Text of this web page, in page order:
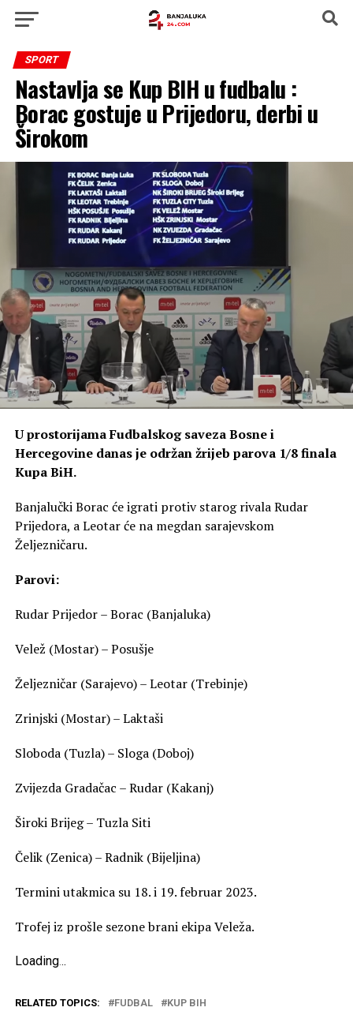
SPORT
Nastavlja se Kup BIH u fudbalu :
Borac gostuje u Prijedoru, derbi u
Širokom
U prostorijama Fudbalskog saveza Bosne i
Hercegovine danas je održan žrijeb parova 1/8 finala
Kupa BiH.
Banjalučki Borac će igrati protiv starog rivala Rudar
Prijedora, a Leotar će na megdan sarajevskom
Željezničaru.
Parovi:
Rudar Prijedor – Borac (Banjaluka)
Velež (Mostar) – Posušje
Željezničar (Sarajevo) – Leotar (Trebinje)
Zrinjski (Mostar) – Laktaši
Sloboda (Tuzla) – Sloga (Doboj)
Zvijezda Gradačac – Rudar (Kakanj)
Široki Brijeg – Tuzla Siti
Čelik (Zenica) – Radnik (Bijeljina)
Termini utakmica su 18. i 19. februar 2023.
Trofej iz prošle sezone brani ekipa Veleža.
Loading...
RELATED TOPICS: FUDBAL KUP BIH